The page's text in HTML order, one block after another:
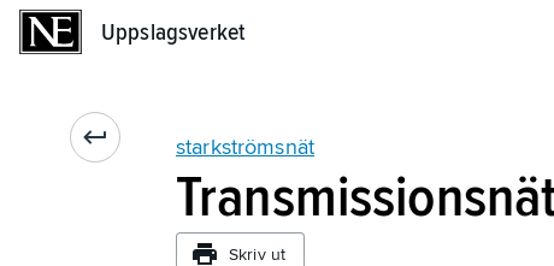
Uppslagsverket
starkströmsnät
Skriv ut